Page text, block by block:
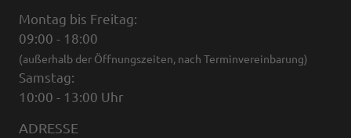
Montag bis Freitag:
09:00 - 18:00
(außerhalb der Öffnungszeiten, nach Terminvereinbarung)
Samstag:
10:00 - 13:00 Uhr
ADRESSE